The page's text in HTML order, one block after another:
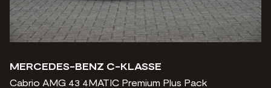
MERCEDES-BENZ C-KLASSE
Cabrio AMG 43 4MATIC Premium Plus Pack